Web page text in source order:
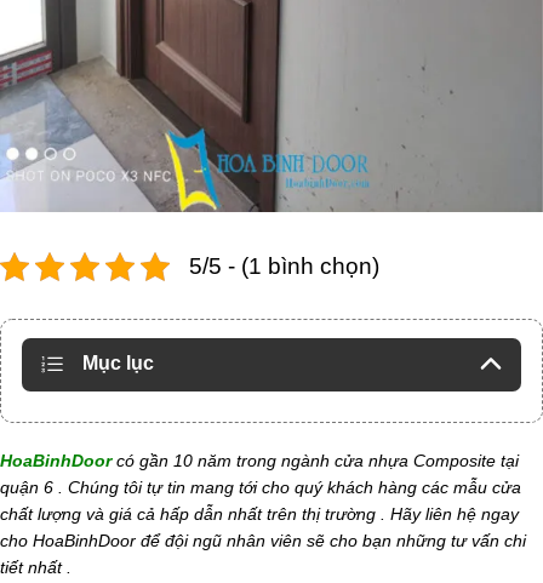
5/5 - (1 bình chọn)
Mục lục
HoaBinhDoorcó gần 10 năm trong ngành cửa nhựa Composite tại
quận 6 . Chúng tôi tự tin mang tới cho quý khách hàng các mẫu cửa
chất lượng và giá cả hấp dẫn nhất trên thị trường . Hãy liên hệ ngay
cho HoaBinhDoor để đội ngũ nhân viên sẽ cho bạn những tư vấn chi
tiết nhất .